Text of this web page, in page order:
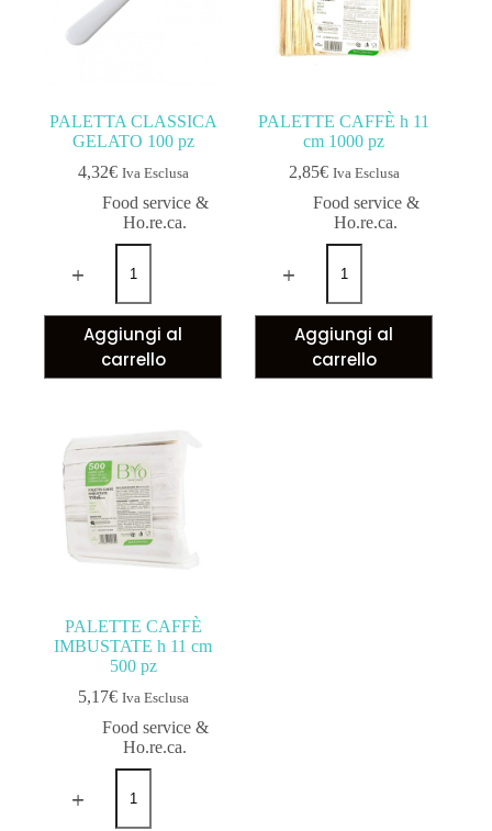
PALETTA CLASSICA
GELATO 100 pz
4,32€ Iva Esclusa
Food service &
Ho.re.ca.
Aggiungi al
carrello
PALETTE CAFFÈ h 11
cm 1000 pz
2,85€ Iva Esclusa
Food service &
Ho.re.ca.
Aggiungi al
carrello
PALETTE CAFFÈ
IMBUSTATE h 11 cm
500 pz
5,17€ Iva Esclusa
Food service &
Ho.re.ca.